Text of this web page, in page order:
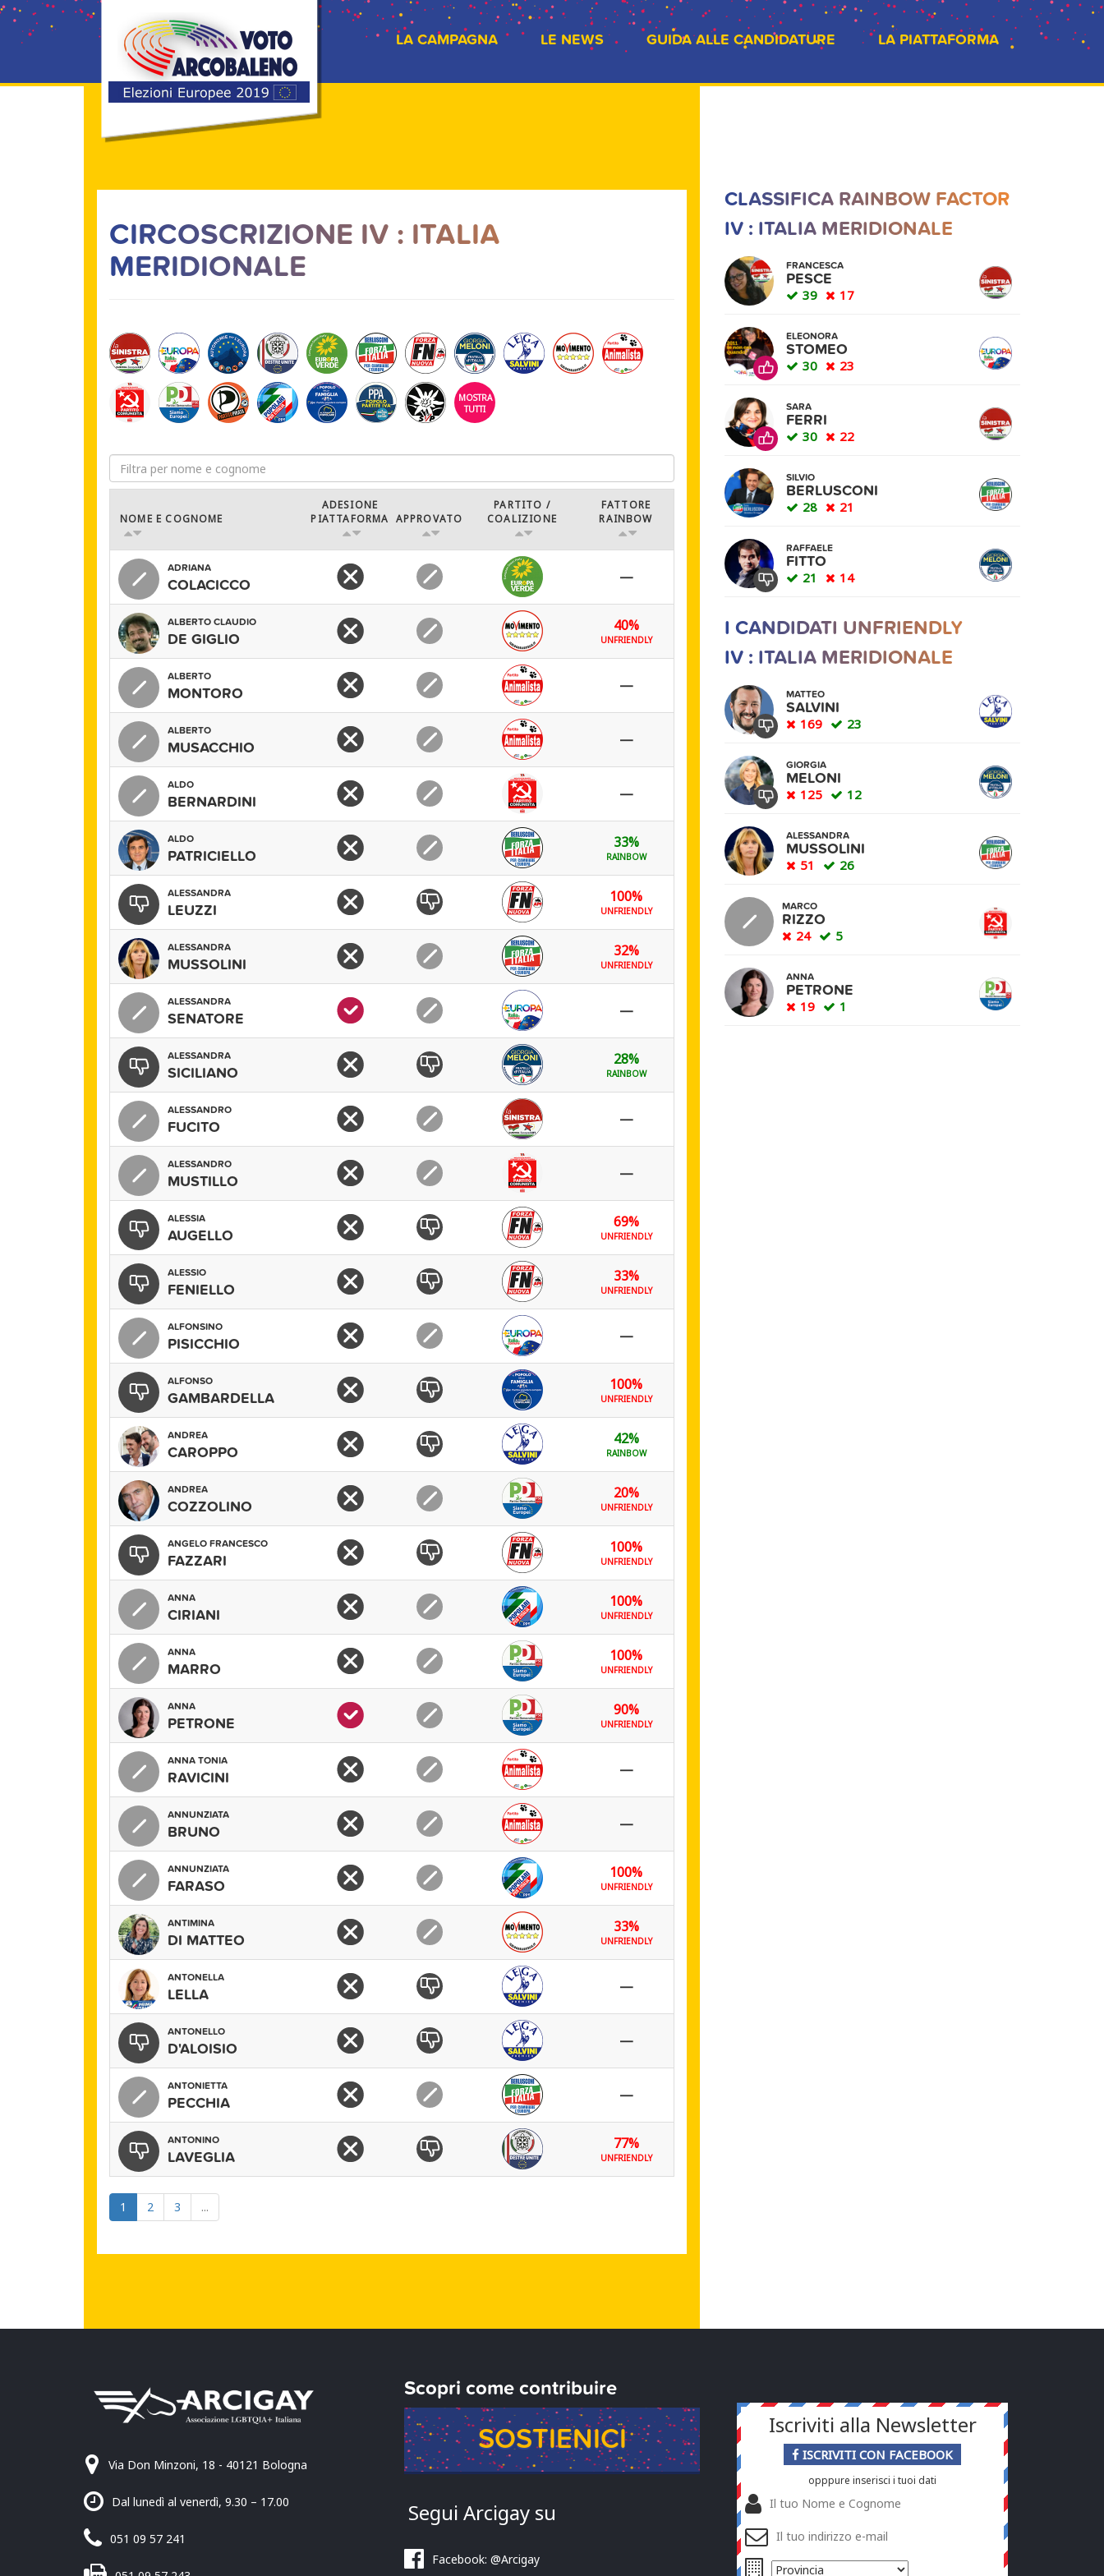
LA CAMPAGNA LE NEWS GUIDA ALLE CANDIDATURE LA PIATTAFORMA
CIRCOSCRIZIONE IV : ITALIA
MERIDIONALE
MOSTRA
TUTTI
NOME E COGNOME
ADESIONE
PIATTAFORMA
APPROVATO
PARTITO /
COALIZIONE
FATTORE
RAINBOW
ADRIANA
COLACICCO —
ALBERTO CLAUDIO
DE GIGLIO
40%
UNFRIENDLY
ALBERTO
MONTORO —
ALBERTO
MUSACCHIO —
ALDO
BERNARDINI —
ALDO
PATRICIELLO
33%
RAINBOW
ALESSANDRA
LEUZZI
100%
UNFRIENDLY
ALESSANDRA
MUSSOLINI
32%
UNFRIENDLY
ALESSANDRA
SENATORE —
ALESSANDRA
SICILIANO
28%
RAINBOW
ALESSANDRO
FUCITO —
ALESSANDRO
MUSTILLO —
ALESSIA
AUGELLO
69%
UNFRIENDLY
ALESSIO
FENIELLO
33%
UNFRIENDLY
ALFONSINO
PISICCHIO —
ALFONSO
GAMBARDELLA
100%
UNFRIENDLY
ANDREA
CAROPPO
42%
RAINBOW
ANDREA
COZZOLINO
20%
UNFRIENDLY
ANGELO FRANCESCO
FAZZARI
100%
UNFRIENDLY
ANNA
CIRIANI
100%
UNFRIENDLY
ANNA
MARRO
100%
UNFRIENDLY
ANNA
PETRONE
90%
UNFRIENDLY
ANNA TONIA
RAVICINI —
ANNUNZIATA
BRUNO —
ANNUNZIATA
FARASO
100%
UNFRIENDLY
ANTIMINA
DI MATTEO
33%
UNFRIENDLY
ANTONELLA
LELLA —
ANTONELLO
D'ALOISIO —
ANTONIETTA
PECCHIA —
ANTONINO
LAVEGLIA
77%
UNFRIENDLY
1 2 3 ...
CLASSIFICA RAINBOW FACTOR
IV : ITALIA MERIDIONALE
FRANCESCA
PESCE
39 17
ELEONORA
STOMEO
30 23
SARA
FERRI
30 22
SILVIO
BERLUSCONI
28 21
RAFFAELE
FITTO
21 14
I CANDIDATI UNFRIENDLY
IV : ITALIA MERIDIONALE
MATTEO
SALVINI
169 23
GIORGIA
MELONI
125 12
ALESSANDRA
MUSSOLINI
51 26
MARCO
RIZZO
24 5
ANNA
PETRONE
19 1
Via Don Minzoni, 18 - 40121 Bologna
Dal lunedì al venerdì, 9.30 – 17.00
051 09 57 241
Scopri come contribuire
SOSTIENICI
Segui Arcigay su
Facebook: @Arcigay
Iscriviti alla Newsletter
ISCRIVITI CON FACEBOOK
opppure inserisci i tuoi dati